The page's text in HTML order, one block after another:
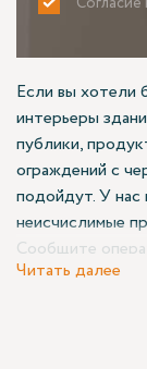
Если вы хотели
интерьеры
публики,
ограждений с
подойдут. У нас
неисчислимые
Сообщите
совершить куплю.
Читать далее